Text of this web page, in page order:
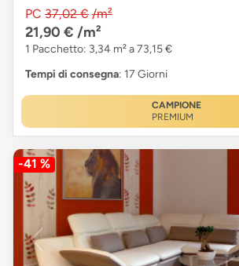
PC 37,02 € /m²
21,90 € /m²
1 Pacchetto: 3,34 m² a 73,15 €
Tempi di consegna: 17 Giorni
CAMPIONE
PREMIUM
-41 %